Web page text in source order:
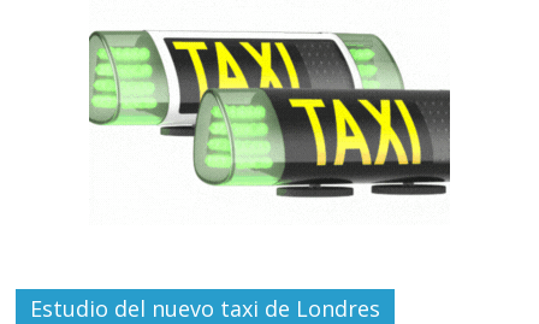
Estudio del nuevo taxi de Londres